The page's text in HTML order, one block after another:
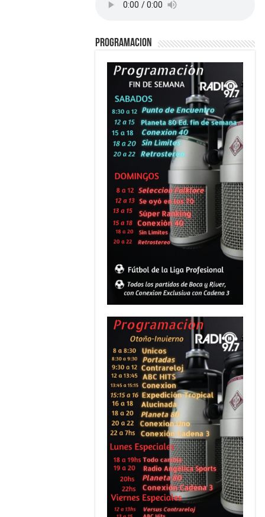
PROGRAMACION